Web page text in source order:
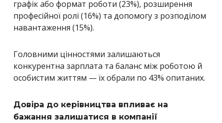
графік або формат роботи (23%), розширення
професійної ролі (16%) та допомогу з розподілом
навантаження (15%).
Головними цінностями залишаються
конкурентна зарплата та баланс між роботою й
особистим життям — їх обрали по 43% опитаних.
Довіра до керівництва впливає на
бажання залишатися в компанії